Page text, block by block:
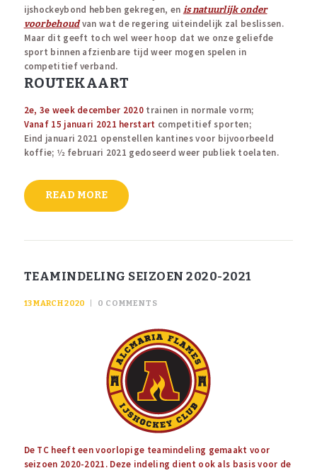
ijshockeybond hebben gekregen, en is natuurlijk onder
voorbehoudvan wat de regering uiteindelijk zal beslissen.
Maar dit geeft toch wel weer hoop dat we onze geliefde
sport binnen afzienbare tijd weer mogen spelen in
competitief verband.
ROUTEKAART
2e, 3e week december 2020 trainen in normale vorm;
Vanaf 15 januari 2021 herstart competitief sporten;
Eind januari 2021 openstellen kantines voor bijvoorbeeld
koffie; 1⁄2 februari 2021 gedoseerd weer publiek toelaten.
READ MORE
TEAMINDELING SEIZOEN 2020-2021
13 MARCH 2020 0 COMMENTS
De TC heeft een voorlopige teamindeling gemaakt voor
seizoen 2020-2021. Deze indeling dient ook als basis voor de